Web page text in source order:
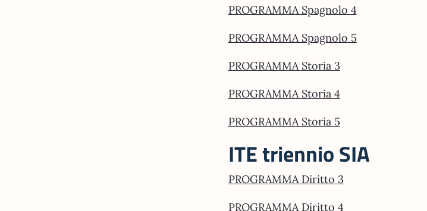
PROGRAMMA Spagnolo 4
PROGRAMMA Spagnolo 5
PROGRAMMA Storia 3
PROGRAMMA Storia 4
PROGRAMMA Storia 5
ITE triennio SIA
PROGRAMMA Diritto 3
PROGRAMMA Diritto 4